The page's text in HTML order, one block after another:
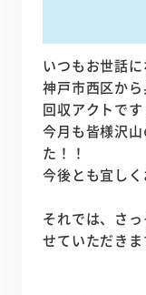
いつもお世話に
神戸市西区か
回収アクトで
今月も皆様沢
た！！
今後とも宜しく
それでは、さ
せていただきま